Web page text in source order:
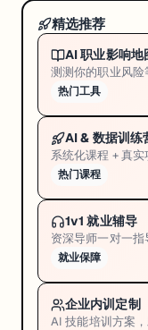
精选推荐
AI 职业影响地
测测你的职业风险
热门工具
AI & 数据训练
系统化课程 + 真
热门课程
1v1 就业辅导
资深导师一对一
就业保障
企业内训定制
AI 技能培训方案